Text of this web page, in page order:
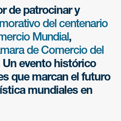
de patrocinar y
del centenario
Mundial,
de Comercio del
Un evento histórico
que marcan el futuro
mundiales en